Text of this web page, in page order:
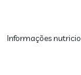
Informações